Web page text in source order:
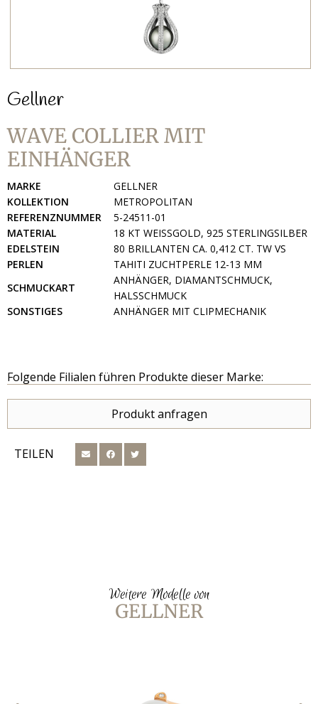
Gellner
WAVE COLLIER MIT
EINHÄNGER
MARKE
GELLNER
KOLLEKTION
METROPOLITAN
REFERENZNUMMER
5-24511-01
MATERIAL
18 KT WEISSGOLD, 925 STERLINGSILBER
EDELSTEIN
80 BRILLANTEN CA. 0,412 CT. TW VS
PERLEN
TAHITI ZUCHTPERLE 12-13 MM
SCHMUCKART
ANHÄNGER, DIAMANTSCHMUCK,
HALSSCHMUCK
SONSTIGES
ANHÄNGER MIT CLIPMECHANIK
Folgende Filialen führen Produkte dieser Marke:
Produkt anfragen
TEILEN
Weitere Modelle von
GELLNER